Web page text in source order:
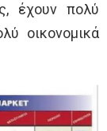
έχουν πολύ
οικονομικά